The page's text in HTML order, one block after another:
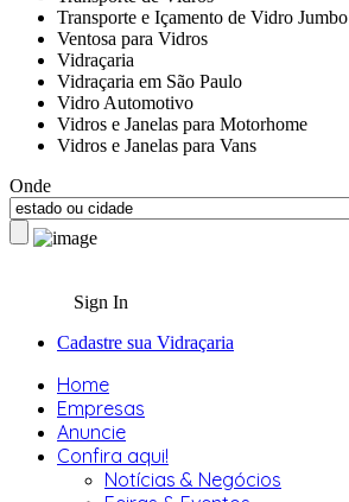
Transporte e Içamento de Vidro Jumbo
Ventosa para Vidros
Vidraçaria
Vidraçaria em São Paulo
Vidro Automotivo
Vidros e Janelas para Motorhome
Vidros e Janelas para Vans
Onde
Sign In
Cadastre sua Vidraçaria
Home
Empresas
Anuncie
Confira aqui!
Notícias & Negócios